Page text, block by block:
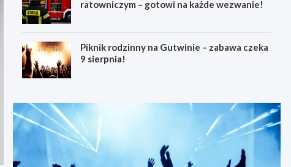
ratowniczym – gotowi na każde wezwanie!
Piknik rodzinny na Gutwinie – zabawa czeka
9 sierpnia!